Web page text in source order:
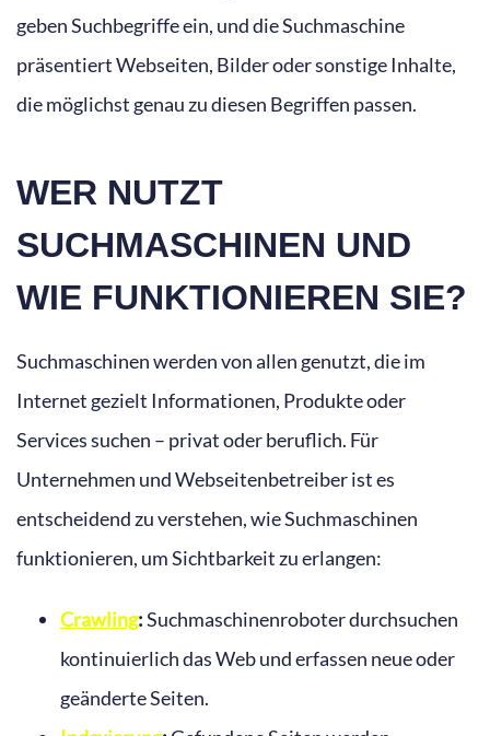
geben Suchbegriffe ein, und die Suchmaschine
präsentiert Webseiten, Bilder oder sonstige Inhalte,
die möglichst genau zu diesen Begriffen passen.
WER NUTZT
SUCHMASCHINEN UND
WIE FUNKTIONIEREN SIE?
Suchmaschinen werden von allen genutzt, die im
Internet gezielt Informationen, Produkte oder
Services suchen – privat oder beruflich. Für
Unternehmen und Webseitenbetreiber ist es
entscheidend zu verstehen, wie Suchmaschinen
funktionieren, um Sichtbarkeit zu erlangen:
Crawling:Suchmaschinenroboter durchsuchen
kontinuierlich das Web und erfassen neue oder
geänderte Seiten.